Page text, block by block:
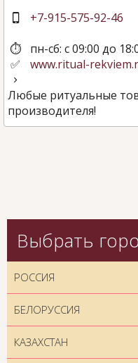
+7-915-575-92-46
пн-сб: с 09:00 до
www.ritual-
Любые ритуальные
производителя!
Выбрать
РОССИЯ
БЕЛОРУССИЯ
КАЗАХСТАН